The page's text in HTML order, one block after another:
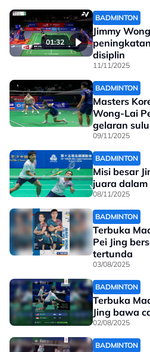
01:32
BADMINTON
Jimmy
disiplin
11/11/2025
BADMINTON
Masters Korea
Wong-Lai
gelaran
tentangan
09/11/2025
BADMINTON
Misi besar
juara dalam
08/11/2025
BADMINTON
Terbuka
Pei Jing
tertunda
03/08/2025
BADMINTON
Terbuka
Jing bawa
02/08/2025
BADMINTON